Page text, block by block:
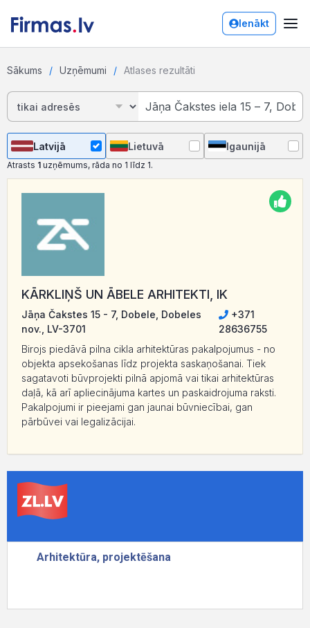
Ienākt
Sākums Uzņēmumi Atlases rezultāti
Latvijā Lietuvā Igaunijā
Atrasts 1 uzņēmums, rāda no 1 līdz 1.
KĀRKLIŅŠ UN ĀBELE ARHITEKTI, IK
Jāņa Čakstes 15 - 7, Dobele, Dobeles
nov., LV-3701
+371
28636755
Birojs piedāvā pilna cikla arhitektūras pakalpojumus - no
objekta apsekošanas līdz projekta saskaņošanai. Tiek
sagatavoti būvprojekti pilnā apjomā vai tikai arhitektūras
daļā, kā arī apliecinājuma kartes un paskaidrojuma raksti.
Pakalpojumi ir pieejami gan jaunai būvniecībai, gan
pārbūvei vai legalizācijai.